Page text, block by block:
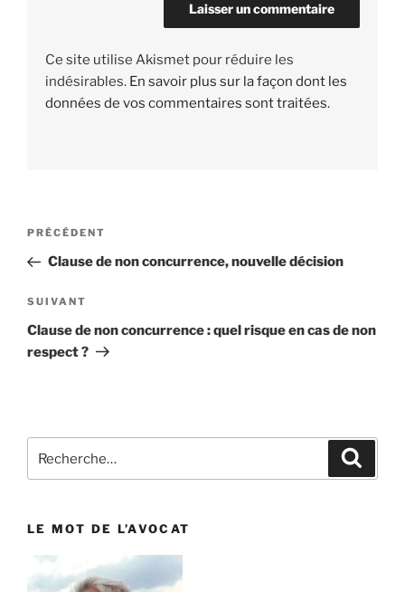
Ce site utilise Akismet pour réduire les
indésirables. En savoir plus sur la façon dont les
données de vos commentaires sont traitées.
Navigation
l’article
Article
précédent
PRÉCÉDENT
Clause de non concurrence, nouvelle décision
Article
suivant
SUIVANT
Clause de non concurrence : quel risque en cas de non
respect ?
pour
LE MOT DE L’AVOCAT